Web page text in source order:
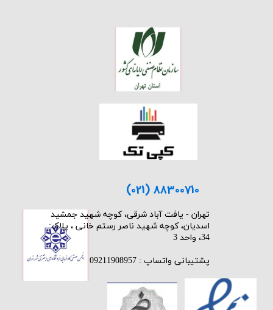
(021) 88300710
​تهران - یافت آباد شرقی، کوچه شهید جمشید
اسدیان، کوچه شهید ناصر رستم خانی ، پلاک:
34، واحد 3
پشتیبانی واتساپ : 09211908957